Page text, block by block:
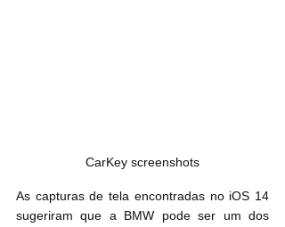
CarKey screenshots
As capturas de tela encontradas no iOS 14
sugeriram que a BMW pode ser um dos